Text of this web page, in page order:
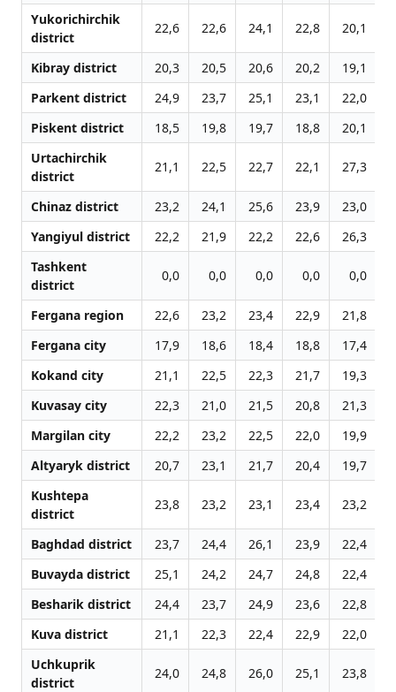
Yukorichirchik
district
22,6 22,6 24,1 22,8 20,1
Kibray district 20,3 20,5 20,6 20,2 19,1
Parkent district
24,9 23,7 25,1 23,1 22,0
Piskent district
18,5 19,8 19,7 18,8 20,1
Urtachirchik
district
21,1 22,5 22,7 22,1 27,3
Chinaz district 23,2 24,1 25,6 23,9 23,0
Yangiyul district
22,2 21,9 22,2 22,6 26,3
Tashkent
district
0,0 0,0 0,0 0,0 0,0
Fergana region 22,6 23,2 23,4 22,9 21,8
Fergana city
17,9 18,6 18,4 18,8 17,4
Kokand city
21,1 22,5 22,3 21,7 19,3
Kuvasay city
22,3 21,0 21,5 20,8 21,3
Margilan city
22,2 23,2 22,5 22,0 19,9
Altyaryk district
20,7 23,1 21,7 20,4 19,7
Kushtepa
district
23,8 23,2 23,1 23,4 23,2
Baghdad district 23,7 24,4 26,1 23,9 22,4
Buvayda district
25,1 24,2 24,7 24,8 22,4
Besharik district
24,4 23,7 24,9 23,6 22,8
Kuva district
21,1 22,3 22,4 22,9 22,0
Uchkuprik
district
24,0 24,8 26,0 25,1 23,8